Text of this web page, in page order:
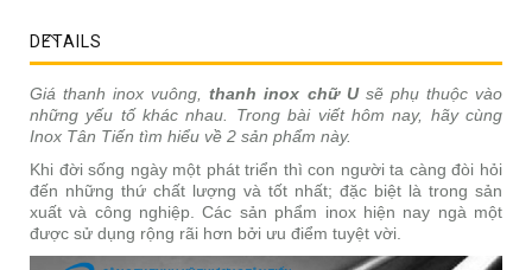
DETAILS
Giá thanh inox vuông,thanh inox chữ Usẽ phụ thuộc vào
những yếu tố khác nhau. Trong bài viết hôm nay, hãy cùng
Inox Tân Tiến tìm hiểu về 2 sản phẩm này.
Khi đời sống ngày một phát triển thì con người ta càng đòi hỏi
đến những thứ chất lượng và tốt nhất; đặc biệt là trong sản
xuất và công nghiệp. Các sản phẩm inox hiện nay ngà một
được sử dụng rộng rãi hơn bởi ưu điểm tuyệt vời.